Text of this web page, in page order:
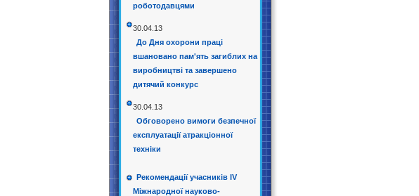
роботодавцями
30.04.13
До Дня охорони праці
вшановано пам'ять загиблих на
виробництві та завершено
дитячий конкурс
30.04.13
Обговорено вимоги безпечної
експлуатації атракціонної
техніки
Рекомендації учасників IV
Міжнародної науково-